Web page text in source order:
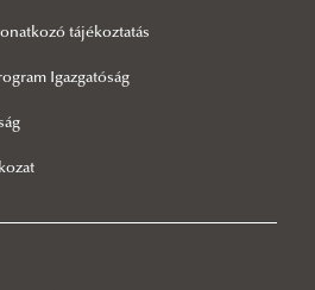
az egyetemi pótfelvételire
biztonságot nem lehet csupán
korában
tájékoztatás
Igazgatóság